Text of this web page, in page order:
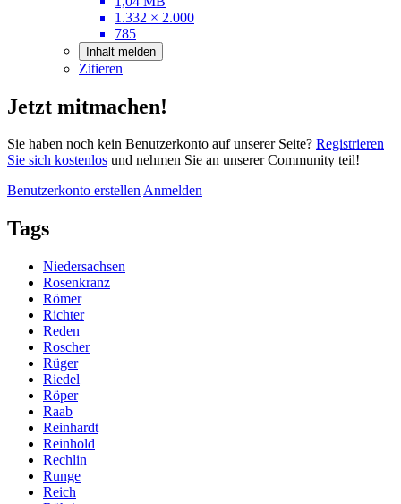
1.332 × 2.000
785
Inhalt melden
Zitieren
Jetzt mitmachen!
Sie haben noch kein Benutzerkonto auf unserer Seite? Registrieren
Sie sich kostenlos und nehmen Sie an unserer Community teil!
Benutzerkonto erstellenAnmelden
Tags
Niedersachsen
Rosenkranz
Römer
Richter
Reden
Roscher
Rüger
Riedel
Röper
Raab
Reinhardt
Reinhold
Rechlin
Runge
Reich